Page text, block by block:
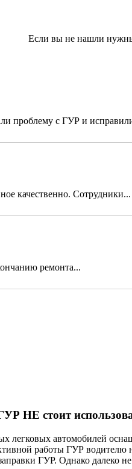
Если вы не нашли
проблему с ГУР и
качественно. Сотрудники...
ремонта...
НЕ стоит
автомобилей
работы ГУР водителю
ГУР. Однако далеко